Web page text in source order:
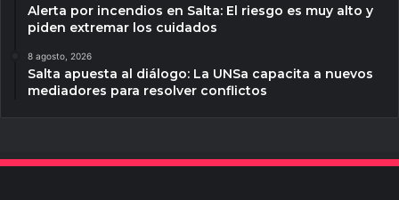
Alerta por incendios en Salta: El riesgo es muy alto y
piden extremar los cuidados
8 agosto, 2026
Salta apuesta al diálogo: La UNSa capacita a nuevos
mediadores para resolver conflictos